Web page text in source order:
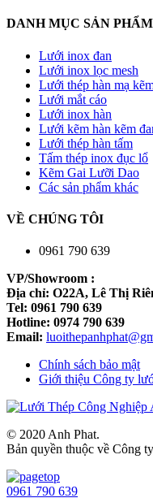
DANH MỤC SẢN PHẨM
Lưới inox đan
Lưới inox lọc mesh
Lưới thép hàn mạ
Lưới mắt cáo
Lưới inox hàn
Lưới kẽm hàn kẽm
Lưới thép hàn tấm
Tấm thép inox đục lổ
Kẽm Gai Lưỡi Dao
Các sản phẩm khác
VỀ CHÚNG TÔI
0961 790 639
VP/Showroom :
Địa chỉ: O22A, Lê Thị
Tel: 0961 790 639
Hotline: 0974 790 639
Email:
Chính sách bảo mật
Giới thiệu Công ty
© 2020 Anh Phat.
Bản quyền thuộc về Công
0961 790 639